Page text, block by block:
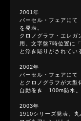
2001年
バーセル・フェアに
を発表。
クロノグラフ・エレガ
用。文字盤7時位置に
と浮き彫りがされてい
2002年
バーセル・フェアに
とクロノグラフが大型
自動巻き 100m防水。
2003年
1910シリーズ発表。